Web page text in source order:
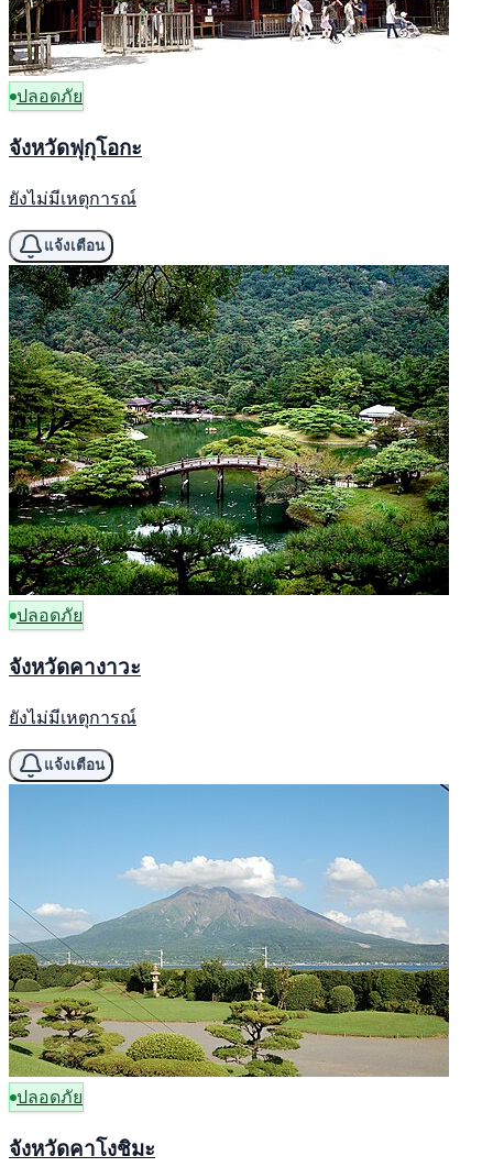
ปลอดภัย
จังหวัดฟุกุโอกะ
ยังไม่มีเหตุการณ์
แจ้งเตือน
ปลอดภัย
จังหวัดคางาวะ
ยังไม่มีเหตุการณ์
แจ้งเตือน
ปลอดภัย
จังหวัดคาโงชิมะ